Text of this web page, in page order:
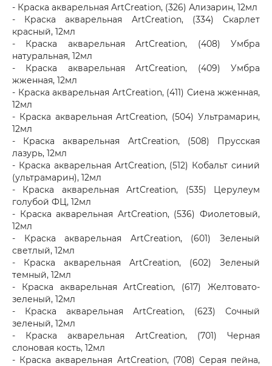
- Краска акварельная ArtCreation, (326) Ализарин, 12мл
- Краска акварельная ArtCreation, (334) Скарлет
красный, 12мл
- Краска акварельная ArtCreation, (408) Умбра
натуральная, 12мл
- Краска акварельная ArtCreation, (409) Умбра
жженная, 12мл
- Краска акварельная ArtCreation, (411) Сиена жженная,
12мл
- Краска акварельная ArtCreation, (504) Ультрамарин,
12мл
- Краска акварельная ArtCreation, (508) Прусская
лазурь, 12мл
- Краска акварельная ArtCreation, (512) Кобальт синий
(ультрамарин), 12мл
- Краска акварельная ArtCreation, (535) Церулеум
голубой ФЦ, 12мл
- Краска акварельная ArtCreation, (536) Фиолетовый,
12мл
- Краска акварельная ArtCreation, (601) Зеленый
светлый, 12мл
- Краска акварельная ArtCreation, (602) Зеленый
темный, 12мл
- Краска акварельная ArtCreation, (617) Желтовато-
зеленый, 12мл
- Краска акварельная ArtCreation, (623) Сочный
зеленый, 12мл
- Краска акварельная ArtCreation, (701) Черная
слоновая кость, 12мл
- Краска акварельная ArtCreation, (708) Серая пейна,